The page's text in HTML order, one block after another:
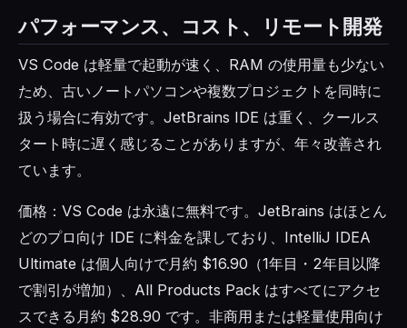
パフォーマンス、コスト、リモート開発
VS Code は軽量で起動が速く、RAM の使用量も少ない
ため、古いノートパソコンや複数プロジェクトを同時に
扱う場合に有効です。JetBrains IDE は重く、クールス
タート時に遅く感じることがありますが、年々改善され
ています。
価格：VS Code は永遠に無料です。JetBrains はほとん
どのプロ向け IDE に料金を課しており、IntelliJ IDEA
Ultimate は個人向けで月約 $16.90（1年目・2年目以降
で割引が増加）、All Products Pack はすべてにアクセ
スできる月約 $28.90 です。非商用または軽量使用向け